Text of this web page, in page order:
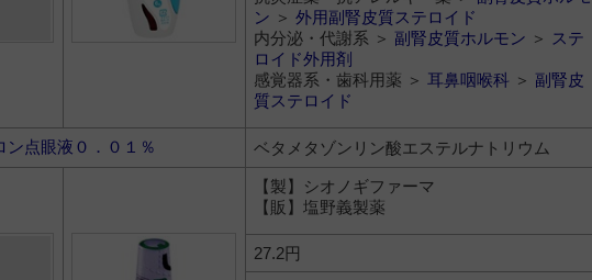
ン ＞ 外用副腎皮質ステロイド
内分泌・代謝系 ＞ 副腎皮質ホルモン ＞ ステ
ロイド外用剤
感覚器系・歯科用薬 ＞ 耳鼻咽喉科 ＞ 副腎皮
質ステロイド
ン点眼液０．０１％ ベタメタゾンリン酸エステルナトリウム
【製】シオノギファーマ
【販】塩野義製薬
27.2円